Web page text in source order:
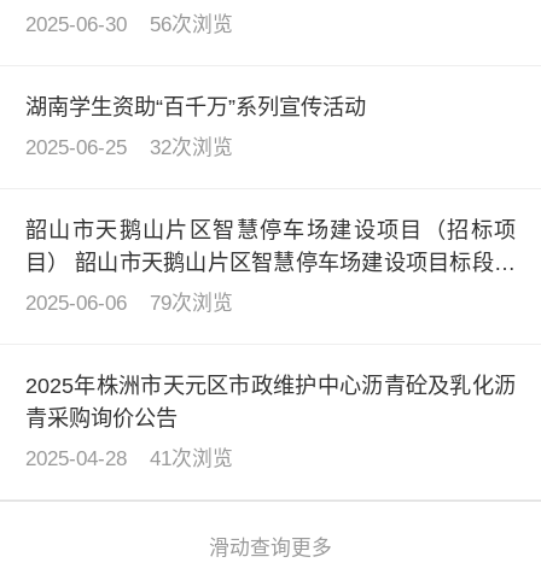
2025-06-30 56次浏览
湖南学生资助“百千万”系列宣传活动
2025-06-25 32次浏览
韶山市天鹅山片区智慧停车场建设项目（招标项
目） 韶山市天鹅山片区智慧停车场建设项目标段工
程总承包招标公告
2025-06-06 79次浏览
2025年株洲市天元区市政维护中心沥青砼及乳化沥
青采购询价公告
2025-04-28 41次浏览
滑动查询更多